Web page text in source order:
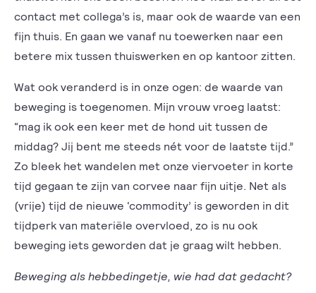
contact met collega’s is, maar ook de waarde van een
fijn thuis. En gaan we vanaf nu toewerken naar een
betere mix tussen thuiswerken en op kantoor zitten.
Wat ook veranderd is in onze ogen: de waarde van
beweging is toegenomen. Mijn vrouw vroeg laatst:
“mag ik ook een keer met de hond uit tussen de
middag? Jij bent me steeds nét voor de laatste tijd.”
Zo bleek het wandelen met onze viervoeter in korte
tijd gegaan te zijn van corvee naar fijn uitje. Net als
(vrije) tijd de nieuwe ‘commodity’ is geworden in dit
tijdperk van materiële overvloed, zo is nu ook
beweging iets geworden dat je graag wilt hebben.
Beweging als hebbedingetje, wie had dat gedacht?